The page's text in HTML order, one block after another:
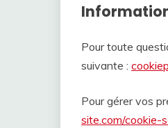
Pour toute
suivante :
Pour gérer vos
site.com/cookie-